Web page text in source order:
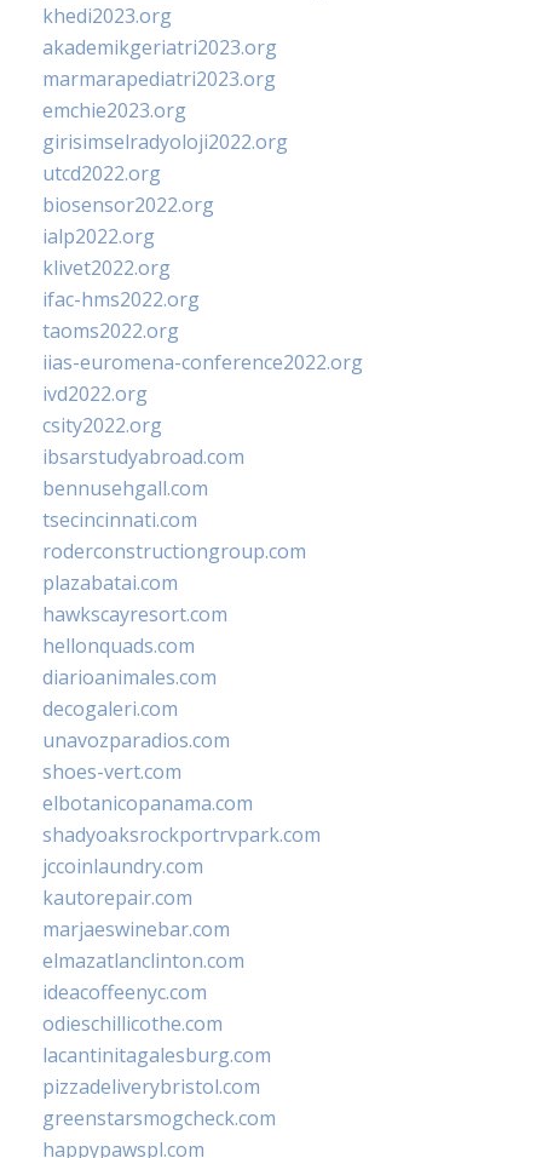
khedi2023.org
akademikgeriatri2023.org
marmarapediatri2023.org
emchie2023.org
girisimselradyoloji2022.org
utcd2022.org
biosensor2022.org
ialp2022.org
klivet2022.org
ifac-hms2022.org
taoms2022.org
iias-euromena-conference2022.org
ivd2022.org
csity2022.org
ibsarstudyabroad.com
bennusehgall.com
tsecincinnati.com
roderconstructiongroup.com
plazabatai.com
hawkscayresort.com
hellonquads.com
diarioanimales.com
decogaleri.com
unavozparadios.com
shoes-vert.com
elbotanicopanama.com
shadyoaksrockportrvpark.com
jccoinlaundry.com
kautorepair.com
marjaeswinebar.com
elmazatlanclinton.com
ideacoffeenyc.com
odieschillicothe.com
lacantinitagalesburg.com
pizzadeliverybristol.com
greenstarsmogcheck.com
happypawspl.com